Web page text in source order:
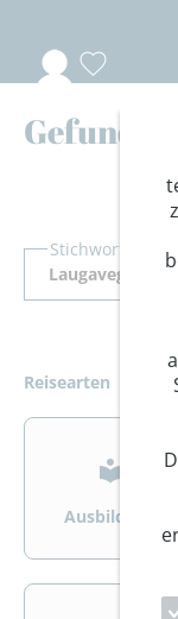
Stichwort Suche
Reisearten
>
Ausbildung
>